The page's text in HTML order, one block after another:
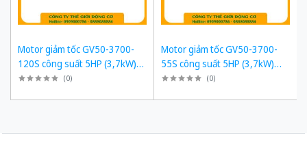
Motor giảm tốc GV50-3700-
120S công suất 5HP (3,7kW)
1/120 kiểu lắp Mặt bích
(0)
Motor giảm tốc GV50-3700-
55S công suất 5HP (3,7kW)
1/55 kiểu lắp Mặt bích
(0)